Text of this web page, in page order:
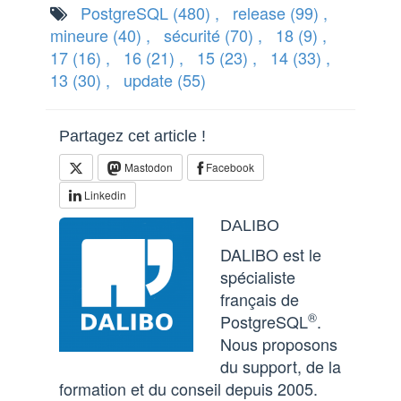
PostgreSQL (480) , release (99) ,
mineure (40) , sécurité (70) , 18 (9) ,
17 (16) , 16 (21) , 15 (23) , 14 (33) ,
13 (30) , update (55)
Partagez cet article !
Mastodon
Facebook
Linkedin
DALIBO
DALIBO est le
spécialiste
français de
PostgreSQL®.
Nous proposons
du support, de la
formation et du conseil depuis 2005.